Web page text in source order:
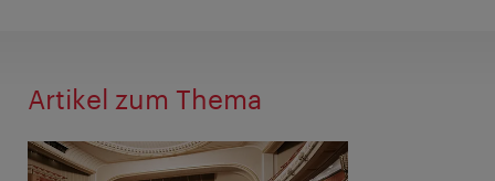
Artikel zum Thema